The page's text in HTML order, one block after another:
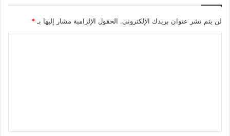
لن يتم نشر عنوان بريدك الإلكتروني. الحقول الإلزامية مشار إليها بـ *
ق